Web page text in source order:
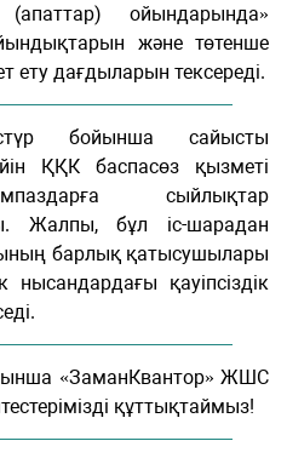
ойындарында»
және төтенше
ету дағдыларын тексереді.
бойынша сайысты
ҚҚК баспасөз қызметі
сыйлықтар
Жалпы, бұл іс-шарадан
барлық қатысушылары
нысандардағы қауіпсіздік
«ЗаманКвантор» ЖШС
құттықтаймыз!